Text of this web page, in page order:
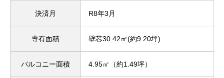
決済月 R8年3月
専有面積 壁芯30.42㎡(約9.20坪)
バルコニー面積 4.95㎡（約1.49坪）